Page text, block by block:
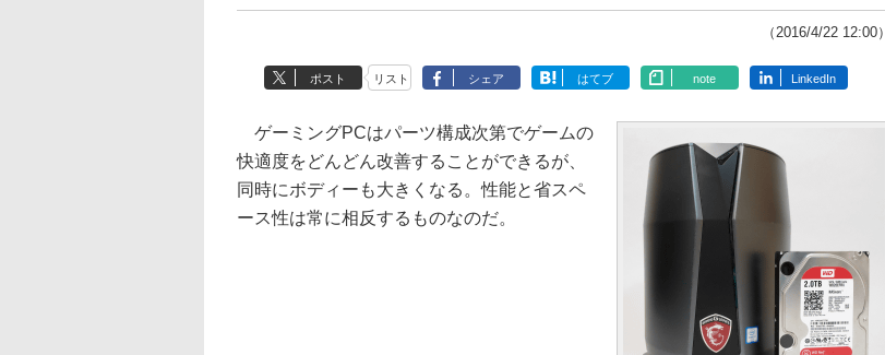
（2016/4/22 12:00）
ポスト リスト シェア はてブ note LinkedIn
ゲーミングPCはパーツ構成次第でゲームの
快適度をどんどん改善することができるが、
同時にボディーも大きくなる。性能と省スペ
ース性は常に相反するものなのだ。